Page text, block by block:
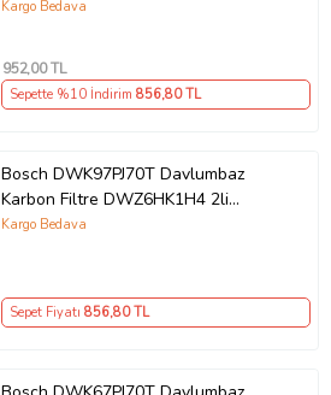
Bacasız Aspiratör Kömür Filtresi
Kargo Bedava
952,00 TL
Sepette %10 İndirim 856,80 TL
Bosch DWK97PJ70T Davlumbaz
Karbon Filtre DWZ6HK1H4 2li
1Takım Bacasız Aspiratör Kömür
Kargo Bedava
Sepet Fiyatı 856,80 TL